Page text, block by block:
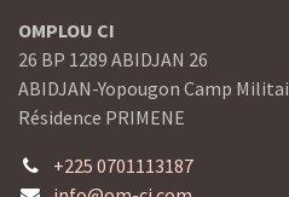
OMPLOU CI
26 BP 1289 ABIDJAN 26
ABIDJAN-Yopougon Camp
Résidence PRIMENE
+225 0701113187